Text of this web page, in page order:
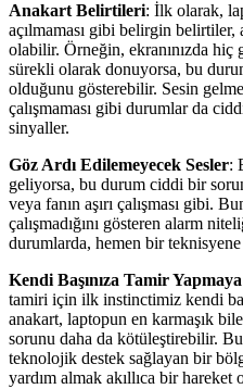
Anakart Belirtileri: İlk olarak,
açılmaması gibi belirgin
olabilir. Örneğin, ekranınızda hiç
sürekli olarak donuyorsa, bu
olduğunu gösterebilir. Sesin
çalışmaması gibi durumlar da
sinyaller.
Göz Ardı Edilemeyecek Sesler:
geliyorsa, bu durum ciddi bir
veya fanın aşırı çalışması gibi.
çalışmadığını gösteren alarm
durumlarda, hemen bir
Kendi Başınıza Tamir Yapmaya
tamiri için ilk instinctimiz kendi
anakart, laptopun en karmaşık
sorunu daha da kötüleştirebilir.
teknolojik destek sağlayan bir
yardım almak akıllıca bir hareket